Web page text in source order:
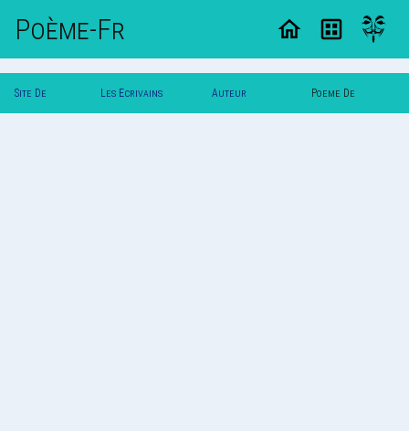
Poème-Fr
Site De Les Ecrivains Auteur Poeme De